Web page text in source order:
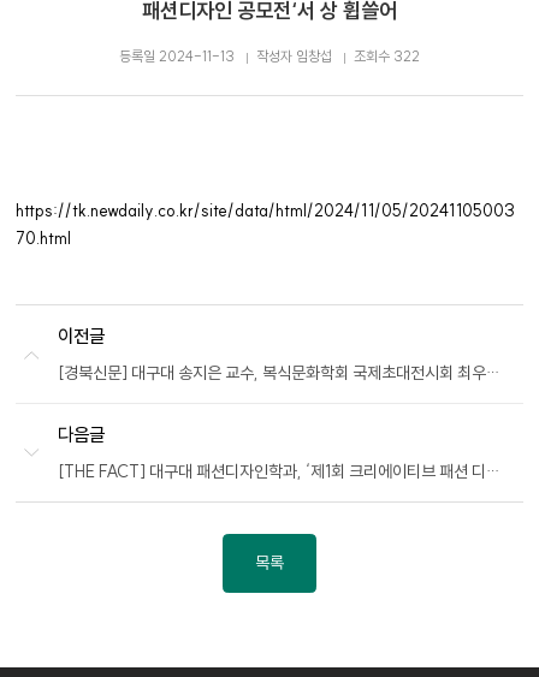
패션디자인 공모전‘서 상 휩쓸어
등록일 2024-11-13 작성자 임창섭 조회수 322
https://tk.newdaily.co.kr/site/data/html/2024/11/05/20241105003
70.html
이전글
[경북신문] 대구대 송지은 교수, 복식문화학회 국제초대전시회 최우수상 수상
다음글
[THE FACT] 대구대 패션디자인학과, ‘제1회 크리에이티브 패션 디자인 콘테스트‘대상 등 32명 수상
목록